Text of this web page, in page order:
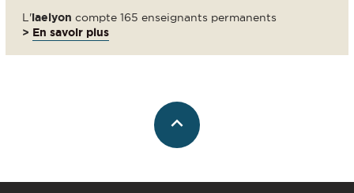
L'iaelyon compte 165 enseignants permanents
> En savoir plus